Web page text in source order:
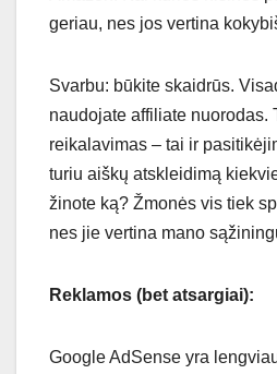
geriau, nes jos vertina
Svarbu: būkite skaidrūs.
naudojate affiliate nuorodas.
reikalavimas – tai ir
turiu aiškų atskleidimą
žinote ką? Žmonės vis tiek
nes jie vertina mano
Reklamos (bet atsargiai):
Google AdSense yra